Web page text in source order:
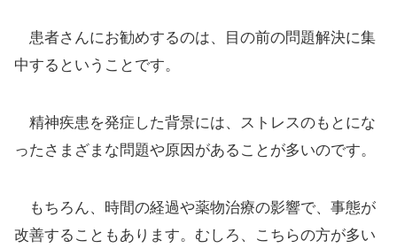
患者さんにお勧めするのは、目の前の問題解決に集
中するということです。
精神疾患を発症した背景には、ストレスのもとにな
ったさまざまな問題や原因があることが多いのです。
もちろん、時間の経過や薬物治療の影響で、事態が
改善することもあります。むしろ、こちらの方が多い